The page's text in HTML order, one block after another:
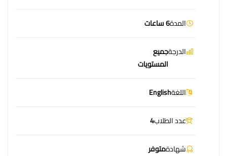
المدة6 ساعات
الدرجةجميع
المستويات
اللغةEnglish
عدد الطلاب4
شهادةمتوفر